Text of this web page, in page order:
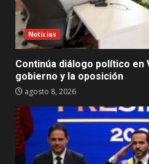
Noticias
Continúa diálogo político en
gobierno y la oposición
agosto 8, 2026